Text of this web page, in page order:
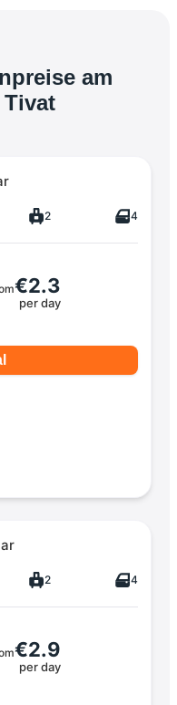
am
2 4
€2.3
per day
2 4
€2.9
per day